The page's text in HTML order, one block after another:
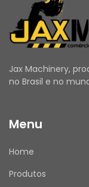
peça 203-
ANTES DE
Jax Machinery,
no Brasil e no
Menu
Home
Produtos